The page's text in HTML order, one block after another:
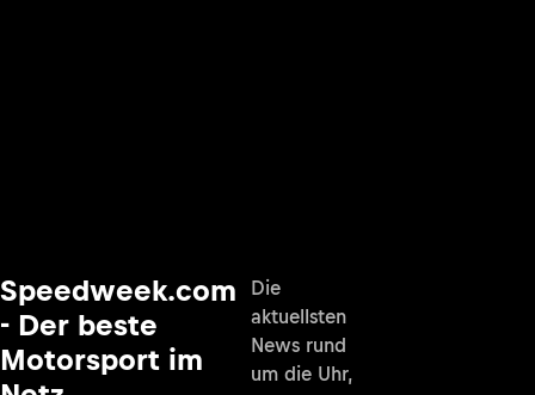
Speedweek.com
- Der beste
Motorsport im
Die
aktuellsten
News rund
um die Uhr,